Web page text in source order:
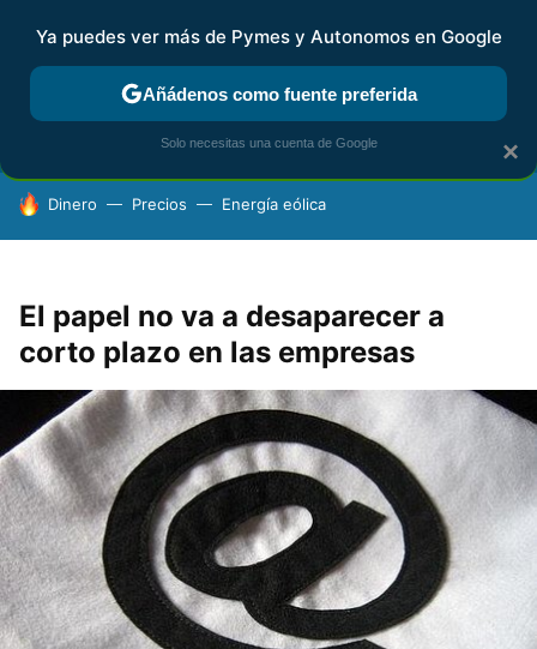
FISCALIDAD Y CONTABILIDAD KIT DIGITAL RENTA
HOY SE HABLA DE
Dinero Precios Energía eólica
El papel no va a desaparecer a
corto plazo en las empresas
×
Ya puedes ver más de Pymes y Autonomos en Google
Añádenos como fuente preferida
Solo necesitas una cuenta de Google